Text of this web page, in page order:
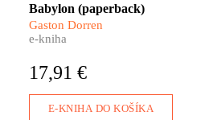
Babylon (paperback)
Gaston Dorren
e-kniha
17,91 €
E-KNIHA DO KOŠÍKA